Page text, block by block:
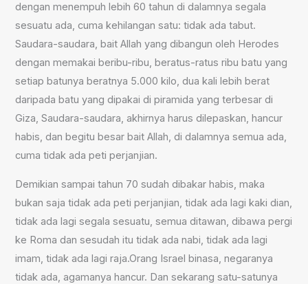
dengan menempuh lebih 60 tahun di dalamnya segala
sesuatu ada, cuma kehilangan satu: tidak ada tabut.
Saudara-saudara, bait Allah yang dibangun oleh Herodes
dengan memakai beribu-ribu, beratus-ratus ribu batu yang
setiap batunya beratnya 5.000 kilo, dua kali lebih berat
daripada batu yang dipakai di piramida yang terbesar di
Giza, Saudara-saudara, akhirnya harus dilepaskan, hancur
habis, dan begitu besar bait Allah, di dalamnya semua ada,
cuma tidak ada peti perjanjian.
Demikian sampai tahun 70 sudah dibakar habis, maka
bukan saja tidak ada peti perjanjian, tidak ada lagi kaki dian,
tidak ada lagi segala sesuatu, semua ditawan, dibawa pergi
ke Roma dan sesudah itu tidak ada nabi, tidak ada lagi
imam, tidak ada lagi raja.Orang Israel binasa, negaranya
tidak ada, agamanya hancur. Dan sekarang satu-satunya